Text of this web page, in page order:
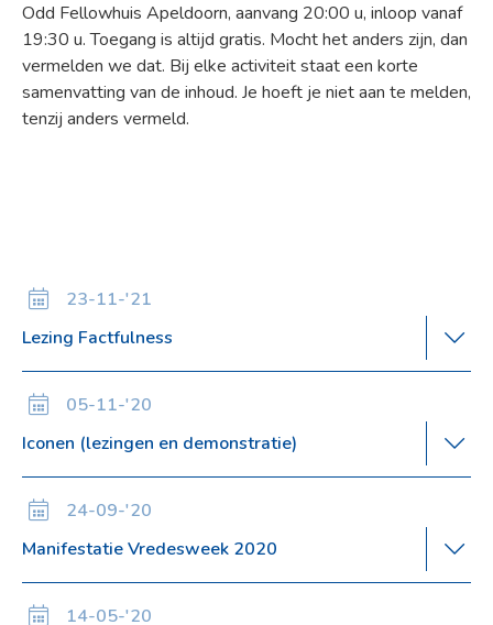
Odd Fellowhuis Apeldoorn, aanvang 20:00 u, inloop vanaf
19:30 u. Toegang is altijd gratis. Mocht het anders zijn, dan
vermelden we dat. Bij elke activiteit staat een korte
samenvatting van de inhoud. Je hoeft je niet aan te melden,
tenzij anders vermeld.
23-11-'21
Lezing Factfulness
05-11-'20
Iconen (lezingen en demonstratie)
24-09-'20
Manifestatie Vredesweek 2020
14-05-'20